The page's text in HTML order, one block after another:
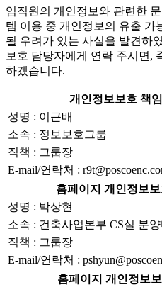
임직원의 개인정보와 관련한
템 이용 중 개인정보의 유출 가
될 우려가 있는 사실을 발견하
보호 담당자에게 연락 주시면,
하겠습니다.
개인정보보호 책
성명 : 이근배
소속 : 정보보호그룹
직책 : 그룹장
E-mail/연락처 :
홈페이지 개인정보
성명 : 박상현
소속 : 건축사업본부 CS실 분
직책 : 그룹장
E-mail/연락처 :
홈페이지 개인정보